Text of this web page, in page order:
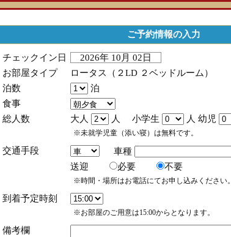
ご予約情報の入力
チェックイン日
2026年 10月 02日
お部屋タイプ
ロータス（２LD ２ベッドルーム）
泊数
泊
食事
総人数
大人 人 小学生 人 幼児
※未就学児童（添い寝）は無料です。
交通手段
車種
送迎
必要 不要
※時間・場所はお電話にてお申し込みください。
到着予定時刻
※お部屋のご用意は15:00からとなります。
備考欄